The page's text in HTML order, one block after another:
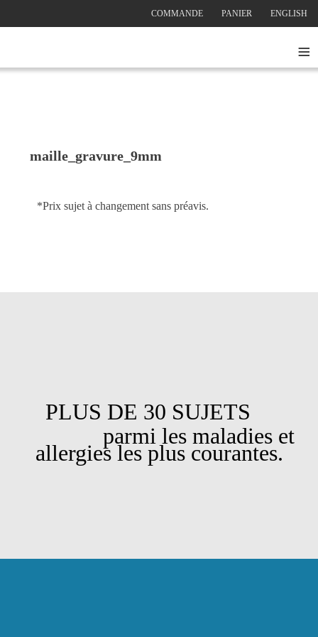
COMMANDE PANIER ENGLISH
≡
maille_gravure_9mm
*Prix sujet à changement sans préavis.
PLUS DE 30 SUJETS
parmi les maladies et
allergies les plus courantes.